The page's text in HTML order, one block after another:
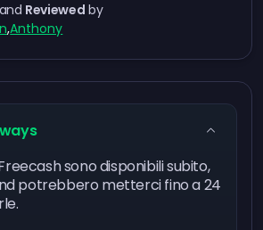
and Reviewed by
,Anthony
sono disponibili subito,
potrebbero metterci fino a 24